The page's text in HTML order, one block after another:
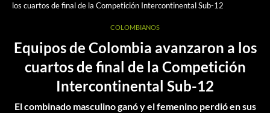
los cuartos de final de la Competición Intercontinental Sub-12
COLOMBIANOS
Equipos de Colombia avanzaron a los
cuartos de final de la Competición
Intercontinental Sub-12
El combinado masculino ganó y el femenino perdió en sus